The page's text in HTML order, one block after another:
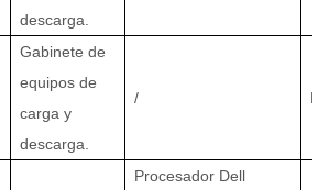
descarga.
Gabinete de
equipos de
carga y
descarga.
/
Procesador Dell